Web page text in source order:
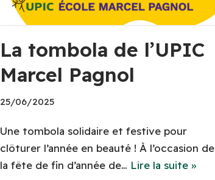
La tombola de l’UPIC
Marcel Pagnol
25/06/2025
Une tombola solidaire et festive pour
clôturer l’année en beauté ! À l’occasion de
la fête de fin d’année de… Lire la suite »